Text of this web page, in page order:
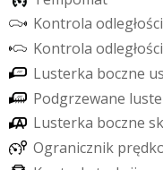
Kontrola odległości
Kontrola odległości
Lusterka boczne us
Podgrzewane luste
Lusterka boczne sk
Ogranicznik prędk